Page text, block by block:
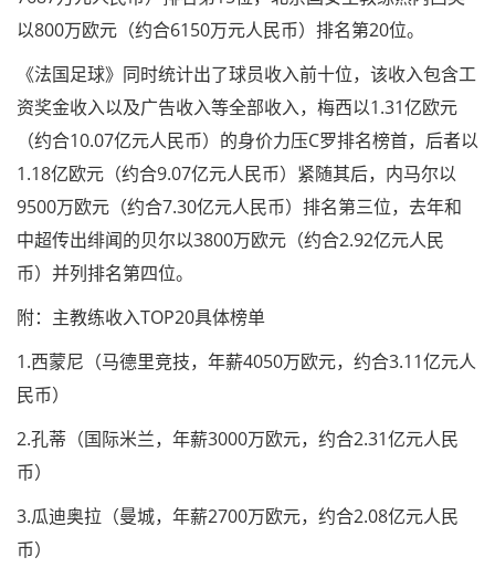
以800万欧元（约合6150万元人民币）排名第20位。
《法国足球》同时统计出了球员收入前十位，该收入包含工
资奖金收入以及广告收入等全部收入，梅西以1.31亿欧元
（约合10.07亿元人民币）的身价力压C罗排名榜首，后者以
1.18亿欧元（约合9.07亿元人民币）紧随其后，内马尔以
9500万欧元（约合7.30亿元人民币）排名第三位，去年和
中超传出绯闻的贝尔以3800万欧元（约合2.92亿元人民
币）并列排名第四位。
附：主教练收入TOP20具体榜单
1.西蒙尼（马德里竞技，年薪4050万欧元，约合3.11亿元人
民币）
2.孔蒂（国际米兰，年薪3000万欧元，约合2.31亿元人民
币）
3.瓜迪奥拉（曼城，年薪2700万欧元，约合2.08亿元人民
币）